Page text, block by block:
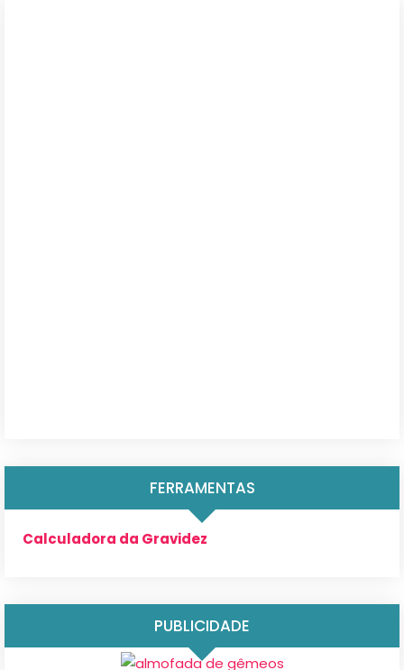
FERRAMENTAS
Calculadora da Gravidez
PUBLICIDADE